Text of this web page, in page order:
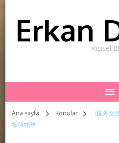
ErkanKişisel
Ana sayfa Konular
《国外
如何办理